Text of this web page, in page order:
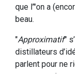
que l’"on a
beau.
"Approximatif"
distillateurs
parlent pour ne